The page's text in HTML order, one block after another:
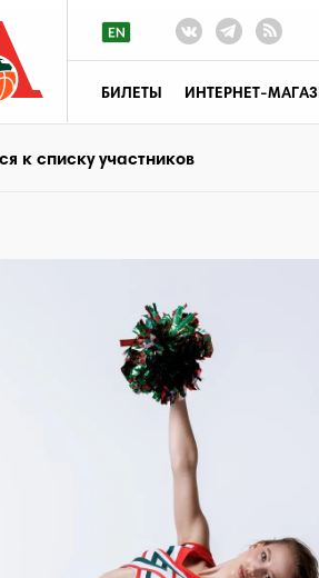
БИЛЕТЫ ИНТЕРНЕТ-
к списку участников